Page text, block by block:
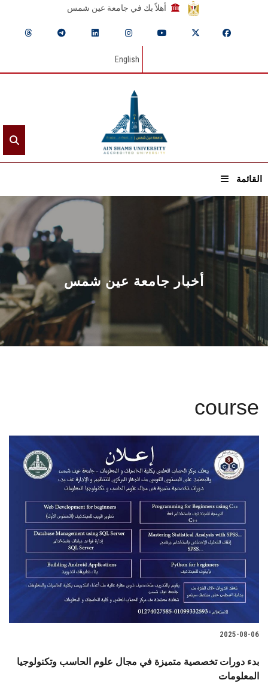
أهلاً بك في جامعة عين شمس
English
القائمة
الرئيسيـة
عن الجامعة
القطاعـات
الشئون الأكاديمية
البحث العلمي
الأنظمة الذكية
الإعلام
تواصل معنا
هيئة التدريس
أخبار جامعة عين شمس
course
2025-08-06
بدء دورات تخصصية متميزة في مجال علوم الحاسب وتكنولوجيا
المعلومات